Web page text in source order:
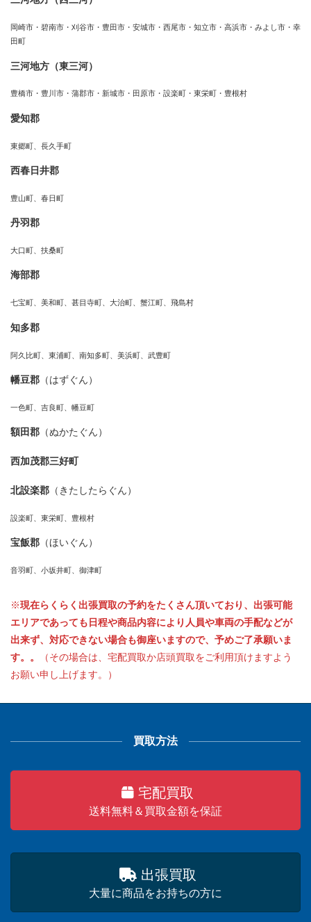
岡崎市・碧南市・刈谷市・豊田市・安城市・西尾市・知立市・高浜市・みよし市・幸
田町
三河地方（東三河）
豊橋市・豊川市・蒲郡市・新城市・田原市・設楽町・東栄町・豊根村
愛知郡
東郷町、長久手町
西春日井郡
豊山町、春日町
丹羽郡
大口町、扶桑町
海部郡
七宝町、美和町、甚目寺町、大治町、蟹江町、飛島村
知多郡
阿久比町、東浦町、南知多町、美浜町、武豊町
幡豆郡 （はずぐん）
一色町、吉良町、幡豆町
額田郡 （ぬかたぐん）
西加茂郡三好町
北設楽郡 （きたしたらぐん）
設楽町、東栄町、豊根村
宝飯郡 （ほいぐん）
音羽町、小坂井町、御津町
※現在らくらく出張買取の予約をたくさん頂いており、出張可能
エリアであっても日程や商品内容により人員や車両の手配などが
出来ず、対応できない場合も御座いますので、予めご了承願いま
す。。
（その場合は、宅配買取か店頭買取をご利用頂けますよう
お願い申し上げます。）
買取方法
宅配買取
送料無料＆買取金額を保証
出張買取
大量に商品をお持ちの方に